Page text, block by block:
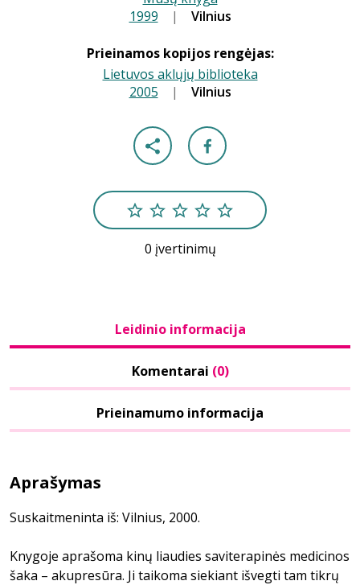
1999 | Vilnius
Prieinamos kopijos rengėjas:
Lietuvos aklųjų biblioteka
2005 | Vilnius
0 įvertinimų
Leidinio informacija
Komentarai (0)
Prieinamumo informacija
Aprašymas
Suskaitmeninta iš: Vilnius, 2000.
Knygoje aprašoma kinų liaudies saviterapinės medicinos
šaka – akupresūra. Ji taikoma siekiant išvegti tam tikrų